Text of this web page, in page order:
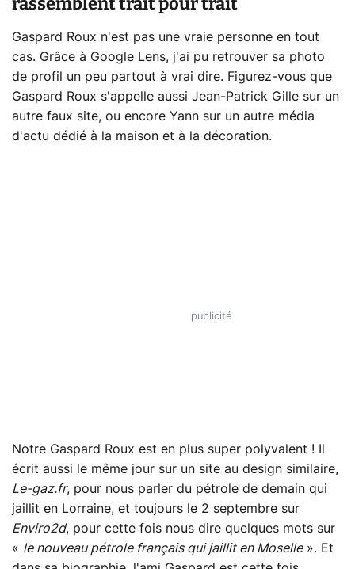
Gaspard Roux n'est pas une vraie personne en tout
cas. Grâce à Google Lens, j'ai pu retrouver sa photo
de profil un peu partout à vrai dire. Figurez-vous que
Gaspard Roux s'appelle aussi Jean-Patrick Gille sur un
autre faux site, ou encore Yann sur un autre média
d'actu dédié à la maison et à la décoration.
Notre Gaspard Roux est en plus super polyvalent ! Il
écrit aussi le même jour sur un site au design similaire,
Le-gaz.fr, pour nous parler du pétrole de demain qui
jaillit en Lorraine, et toujours le 2 septembre sur
Enviro2d, pour cette fois nous dire quelques mots sur
« le nouveau pétrole français qui jaillit en Moselle». Et